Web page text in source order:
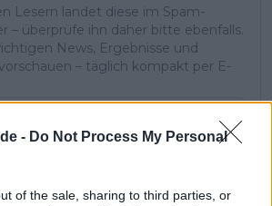
- Do Not Process My Personal
of the sale, sharing to third parties, or
Lesern landet diese im Spam-
– überprüfe ihn daher bitte ebenfalls.
News, Ergebnisse und
– täglich kompakt per E-